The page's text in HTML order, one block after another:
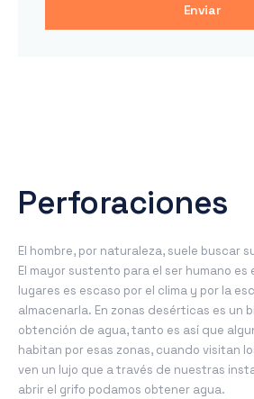
Enviar
Perforaciones
El hombre, por naturaleza, suele buscar
El mayor sustento para el ser humano es
lugares es escaso por el clima y por la
almacenarla. En zonas desérticas es un
obtención de agua, tanto es así que
habitan por esas zonas, cuando visitan
ven un lujo que a través de nuestras
abrir el grifo podamos obtener agua.